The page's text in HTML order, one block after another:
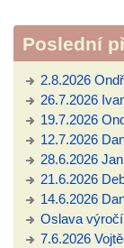
Poslední
2.8.2026
26.7.2026
19.7.2026
12.7.2026
28.6.2026
21.6.2026
14.6.2026
Oslava
7.6.2026